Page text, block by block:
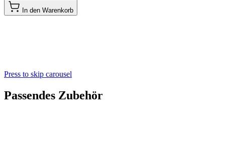
In den Warenkorb
Press to skip carousel
Passendes Zubehör